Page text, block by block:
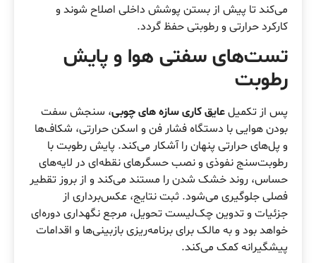
می‌کند تا پیش از بستن پوشش داخلی اصلاح شوند و
کارکرد حرارتی و رطوبتی حفظ گردد.
تست‌های سفتی هوا و پایش
رطوبت
پس از تکمیلعایق کاری سازه های چوبی، سنجش سفت
بودن هوایی با دستگاه فشار فن و اسکن حرارتی، شکاف‌ها
و پل‌های حرارتی پنهان را آشکار می‌کند. پایش رطوبت با
رطوبت‌سنج نفوذی و نصب حسگرهای نقطه‌ای در لایه‌های
حساس، روند خشک شدن را مستند می‌کند و از بروز تقطیر
فصلی جلوگیری می‌شود. ثبت نتایج، عکس‌برداری از
جزئیات و تدوین چک‌لیست تحویل، مرجع نگهداری دوره‌ای
خواهد بود و به مالک برای برنامه‌ریزی بازبینی‌ها و اقدامات
پیشگیرانه کمک می‌کند.